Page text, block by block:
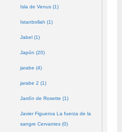
Isla de Venus (1)
Istanbollah (1)
Jabel (1)
Japón (20)
jarabe (4)
jarabe 2 (1)
Jardín de Rosette (1)
Javier Figueroa La fuerza de la
sangre Cervantes (0)